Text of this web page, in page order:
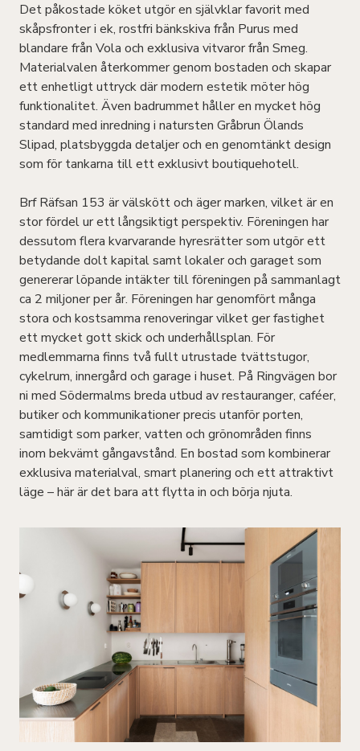
Det påkostade köket utgör en självklar favorit med
skåpsfronter i ek, rostfri bänkskiva från Purus med
blandare från Vola och exklusiva vitvaror från Smeg.
Materialvalen återkommer genom bostaden och skapar
ett enhetligt uttryck där modern estetik möter hög
funktionalitet. Även badrummet håller en mycket hög
standard med inredning i natursten Gråbrun Ölands
Slipad, platsbyggda detaljer och en genomtänkt design
som för tankarna till ett exklusivt boutiquehotell.
Brf Räfsan 153 är välskött och äger marken, vilket är en
stor fördel ur ett långsiktigt perspektiv. Föreningen har
dessutom flera kvarvarande hyresrätter som utgör ett
betydande dolt kapital samt lokaler och garaget som
genererar löpande intäkter till föreningen på sammanlagt
ca 2 miljoner per år. Föreningen har genomfört många
stora och kostsamma renoveringar vilket ger fastighet
ett mycket gott skick och underhållsplan. För
medlemmarna finns två fullt utrustade tvättstugor,
cykelrum, innergård och garage i huset. På Ringvägen bor
ni med Södermalms breda utbud av restauranger, caféer,
butiker och kommunikationer precis utanför porten,
samtidigt som parker, vatten och grönområden finns
inom bekvämt gångavstånd. En bostad som kombinerar
exklusiva materialval, smart planering och ett attraktivt
läge – här är det bara att flytta in och börja njuta.